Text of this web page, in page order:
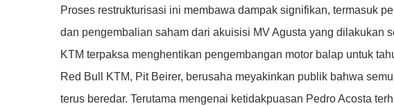
Proses restrukturisasi ini membawa dampak signifikan, termasuk
dan pengembalian saham dari akuisisi MV Agusta yang dilakukan
KTM terpaksa menghentikan pengembangan motor balap untuk
Red Bull KTM, Pit Beirer, berusaha meyakinkan publik bahwa
terus beredar. Terutama mengenai ketidakpuasan Pedro Acosta